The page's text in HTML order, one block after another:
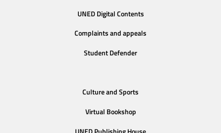
UNED Digital Contents
Complaints and appeals
Student Defender
Culture and Sports
Virtual Bookshop